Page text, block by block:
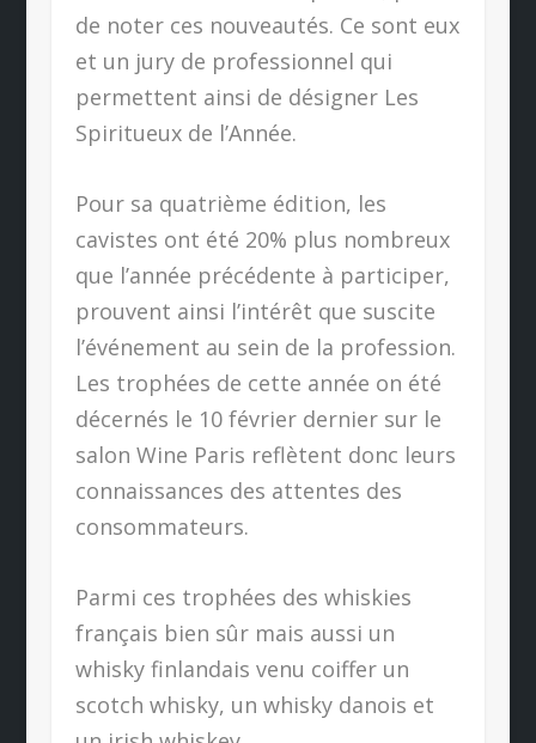
de noter ces nouveautés. Ce sont eux
et un jury de professionnel qui
permettent ainsi de désigner Les
Spiritueux de l’Année.
Pour sa quatrième édition, les
cavistes ont été 20% plus nombreux
que l’année précédente à participer,
prouvent ainsi l’intérêt que suscite
l’événement au sein de la profession.
Les trophées de cette année on été
décernés le 10 février dernier sur le
salon Wine Paris reflètent donc leurs
connaissances des attentes des
consommateurs.
Parmi ces trophées des whiskies
français bien sûr mais aussi un
whisky finlandais venu coiffer un
scotch whisky, un whisky danois et